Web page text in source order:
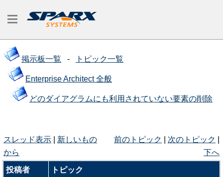
掲示板一覧 - トピック一覧
Enterprise Architect 全般
どのダイアグラムにも利用されていない要素の削除
スレッド表示
新しいもの
から
前のトピック 次のトピック
下へ
投稿者 トピック